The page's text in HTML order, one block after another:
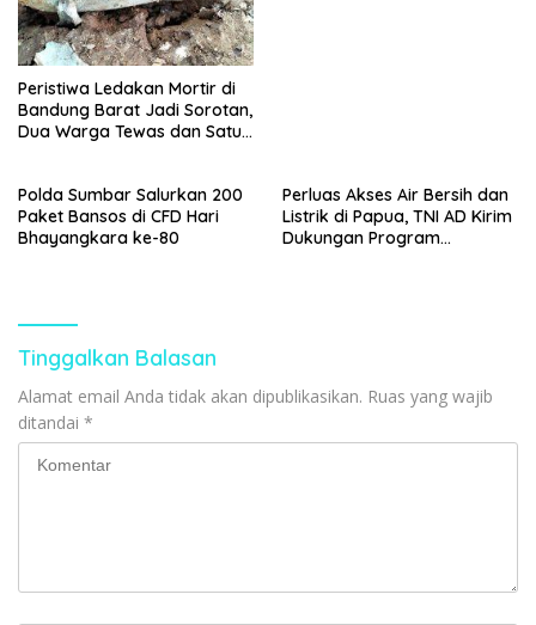
Peristiwa Ledakan Mortir di
Bandung Barat Jadi Sorotan,
Dua Warga Tewas dan Satu
Polda Sumbar Salurkan 200
Paket Bansos di CFD Hari
Bhayangkara ke-80
Perluas Akses Air Bersih dan
Listrik di Papua, TNI AD Kirim
Dukungan Program
Tinggalkan Balasan
Alamat email Anda tidak akan dipublikasikan. Ruas yang wajib
ditandai *